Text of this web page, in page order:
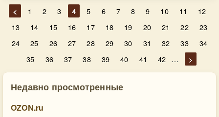
< 1 2 3 4 5 6 7 8 9 10 11
12
13
14 15 16 17 18 19 20 21 22
23
24
25 26 27 28 29 30 31 32 33
34
35
36 37 38 39 40 41 42 … >
Недавно просмотренные
OZON.ru